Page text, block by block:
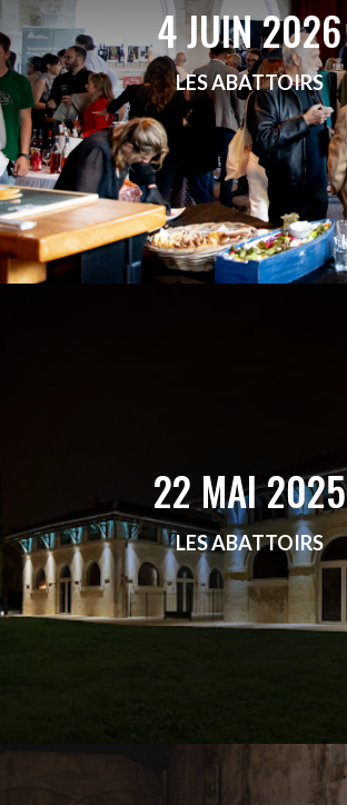
4 JUIN 2026
LES ABATTOIRS
22 MAI 2025
LES ABATTOIRS